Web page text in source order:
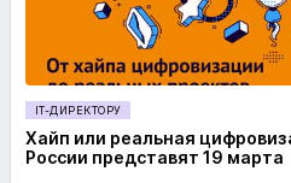
IT-ДИРЕКТОРУ
Хайп или реальная
России представят 19 марта